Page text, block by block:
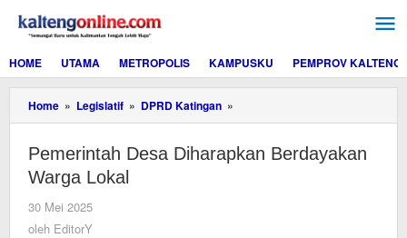
konten
HOME
UTAMA METROPOLIS KAMPUSKU PEMPROV KALTENG
Home » Legislatif » DPRD Katingan »
Desa
Berdayakan
Pemerintah Desa Diharapkan Berdayakan
Warga Lokal
30 Mei 2025
oleh EditorY